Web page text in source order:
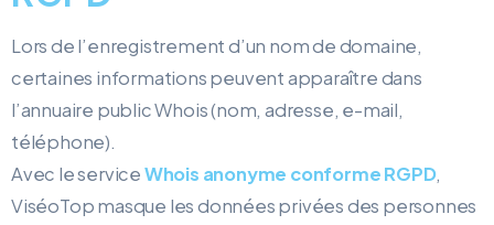
Lors de l’enregistrement d’un nom de domaine,
certaines informations peuvent apparaître dans
l’annuaire public Whois (nom, adresse, e-mail,
téléphone).
Avec le serviceWhois anonyme conforme RGPD,
ViséoTop masque les données privées des personnes